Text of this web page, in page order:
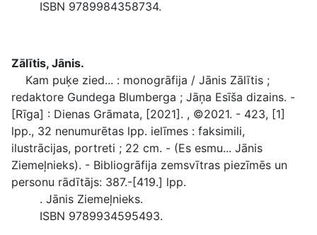
ISBN 9789984358734.
Zālītis, Jānis.
Kam puķe zied... : monogrāfija / Jānis Zālītis ;
redaktore Gundega Blumberga ; Jāņa Esīša dizains. -
[Rīga] : Dienas Grāmata, [2021]. , ©2021. - 423, [1]
lpp., 32 nenumurētas lpp. ielīmes : faksimili,
ilustrācijas, portreti ; 22 cm. - (Es esmu... Jānis
Ziemeļnieks). - Bibliogrāfija zemsvītras piezīmēs un
personu rādītājs: 387.-[419.] lpp.
. Jānis Ziemeļnieks.
ISBN 9789934595493.